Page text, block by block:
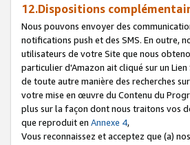
12.Dispositions
Nous pouvons envoyer des
notifications push et des SMS. En outre,
utilisateurs de votre Site que nous
particulier d'Amazon ait cliqué sur un
de toute autre manière des recherches
votre mise en œuvre du Contenu du
plus sur la façon dont nous traitons vos
que reproduit en Annexe 4,
Vous reconnaissez et acceptez que (a)